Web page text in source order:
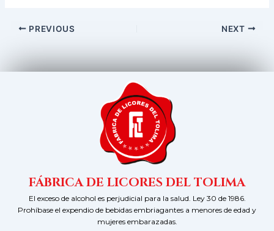
PREVIOUS NEXT
FÁBRICA DE LICORES DEL TOLIMA
El exceso de alcohol es perjudicial para la salud. Ley 30 de 1986.
Prohíbase el expendio de bebidas embriagantes a menores de edad y
mujeres embarazadas.